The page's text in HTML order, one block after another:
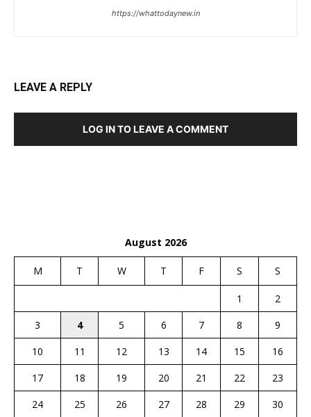
https://whattodaynew.in
LEAVE A REPLY
LOG IN TO LEAVE A COMMENT
August 2026
M T W T F S S
1
2
3
4 5 6 7 8
9
10
11 12 13 14 15
16
17
18 19 20 21 22
23
24
25 26 27 28 29
30